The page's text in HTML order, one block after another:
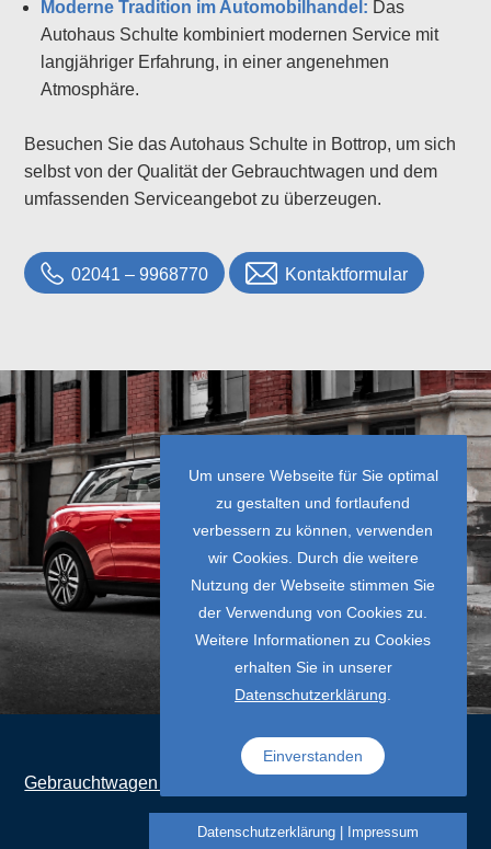
Moderne Tradition im Automobilhandel: Das
Autohaus Schulte kombiniert modernen Service mit
langjähriger Erfahrung, in einer angenehmen
Atmosphäre.
Besuchen Sie das Autohaus Schulte in Bottrop, um sich
selbst von der Qualität der Gebrauchtwagen und dem
umfassenden Serviceangebot zu überzeugen.
02041 – 9968770 Kontaktformular
Gebrauchtwagen NRW
Um unsere Webseite für Sie optimal
zu gestalten und fortlaufend
verbessern zu können, verwenden
wir Cookies. Durch die weitere
Nutzung der Webseite stimmen Sie
der Verwendung von Cookies zu.
Weitere Informationen zu Cookies
erhalten Sie in unserer
Datenschutzerklärung
Einverstanden
Datenschutzerklärung| Impressum